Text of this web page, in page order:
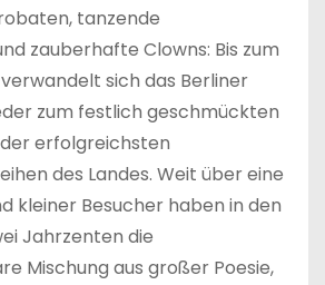
tanzende
zauberhafte Clowns: Bis zum
sich das Berliner
zum festlich geschmückten
erfolgreichsten
des Landes. Weit über eine
kleiner Besucher haben in den
Jahrzenten die
Mischung aus großer Poesie,